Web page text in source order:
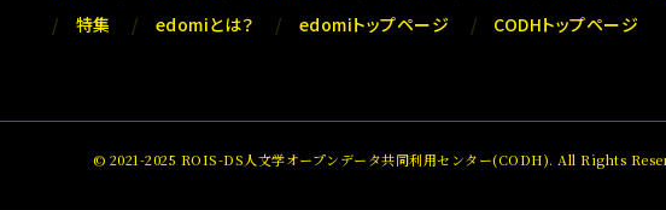
特集
edomiとは？ edomiトップページ CODHトップページ
© 2021-2025 ROIS-DS人文学オープンデータ共同利用センター(CODH). All Rights